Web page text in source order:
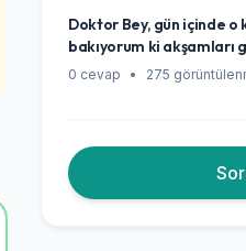
yapmalıyım, önemli bir
Doktor Bey, gün içinde
bakıyorum ki akşamları
dönüyor, kuruluk ve
0 cevap • 275